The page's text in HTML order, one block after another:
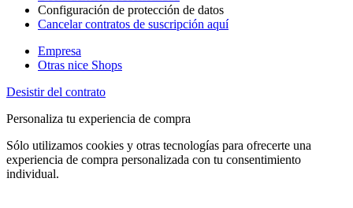
Configuración de protección de datos
Cancelar contratos de suscripción aquí
Empresa
Otras nice Shops
Desistir del contrato
Personaliza tu experiencia de compra
Sólo utilizamos cookies y otras tecnologías para ofrecerte una
experiencia de compra personalizada con tu consentimiento
individual.